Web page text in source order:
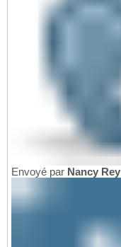
Envoyé par Nancy Rey